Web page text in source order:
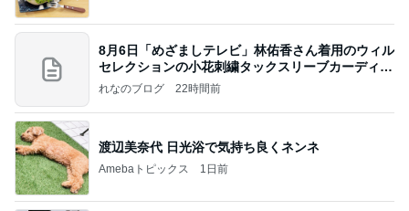
8月6日「めざましテレビ」林佑香さん着用のウィル
セレクションの小花刺繍タックスリーブカーディガ
ン
れなのブログ 22時間前
渡辺美奈代 日光浴で気持ち良くネンネ
Amebaトピックス 1日前